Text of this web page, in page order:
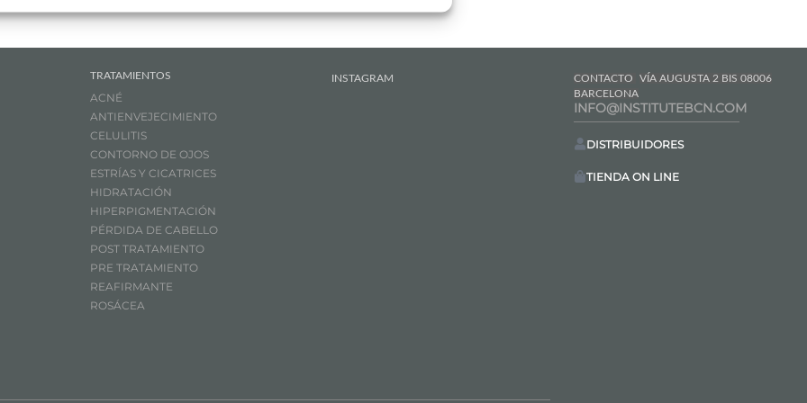
TRATAMIENTOS
ACNÉ
ANTIENVEJECIMIENTO
CELULITIS
CONTORNO DE OJOS
ESTRÍAS Y CICATRICES
HIDRATACIÓN
HIPERPIGMENTACIÓN
PÉRDIDA DE CABELLO
POST TRATAMIENTO
PRE TRATAMIENTO
REAFIRMANTE
ROSÁCEA
INSTAGRAM CONTACTO
VÍA AUGUSTA 2 BIS 08006
BARCELONA
INFO@INSTITUTEBCN.COM
DISTRIBUIDORES
TIENDA ON LINE